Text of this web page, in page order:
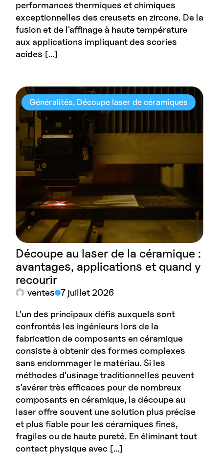
performances thermiques et chimiques
exceptionnelles des creusets en zircone. De la
fusion et de l'affinage à haute température
aux applications impliquant des scories
acides […]
Généralités Découpe laser de céramiques
Découpe au laser de la céramique :
avantages, applications et quand y
recourir
ventes 7 juillet 2026
L'un des principaux défis auxquels sont
confrontés les ingénieurs lors de la
fabrication de composants en céramique
consiste à obtenir des formes complexes
sans endommager le matériau. Si les
méthodes d'usinage traditionnelles peuvent
s'avérer très efficaces pour de nombreux
composants en céramique, la découpe au
laser offre souvent une solution plus précise
et plus fiable pour les céramiques fines,
fragiles ou de haute pureté. En éliminant tout
contact physique avec […]